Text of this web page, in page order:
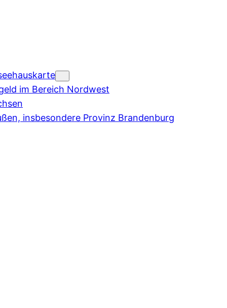
im Bereich Nordwest
insbesondere Provinz Brandenburg